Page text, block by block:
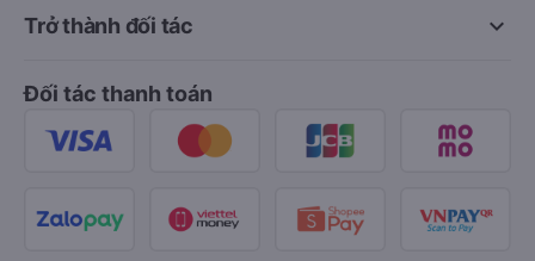
keyboard_arrow_down
Trở thành đối tác
Đối tác thanh toán